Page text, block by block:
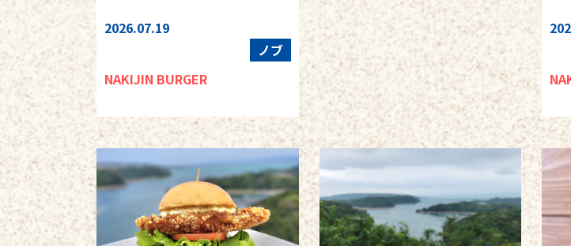
2026.07.19
ノブ
NAKIJIN BURGER